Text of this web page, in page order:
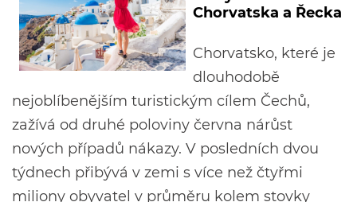
Chorvatska a Řecka
Chorvatsko, které je
dlouhodobě
nejoblíbenějším turistickým cílem Čechů,
zažívá od druhé poloviny června nárůst
nových případů nákazy. V posledních dvou
týdnech přibývá v zemi s více než čtyřmi
miliony obyvatel v průměru kolem stovky